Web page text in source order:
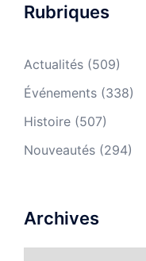
Rubriques
Actualités (509)
Événements (338)
Histoire (507)
Nouveautés (294)
Archives